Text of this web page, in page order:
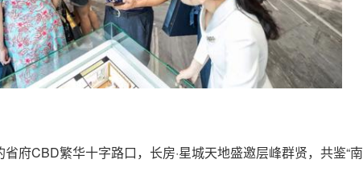
CBD繁华十字路口，长房·星城天地盛邀层峰群贤，共鉴“南